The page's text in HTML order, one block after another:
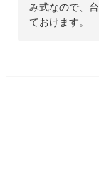
み式なので、
ておけます。